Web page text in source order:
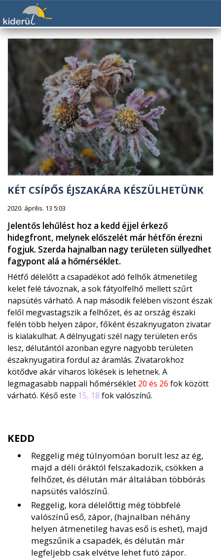
KÉT CSÍPŐS ÉJSZAKÁRA KÉSZÜLHETÜNK
2020. április. 13 5:03
Jelentős lehűlést hoz a kedd éjjel érkező
hidegfront, melynek előszelét már hétfőn érezni
fogjuk. Szerda hajnalban nagy területen süllyedhet
fagypont alá a hőmérséklet.
Hétfő délelőtt a csapadékot adó felhők átmenetileg
kelet felé távoznak, a sok fátyolfelhő mellett szűrt
napsütés várható. A nap második felében viszont észak
felől megvastagszik a felhőzet, és az ország északi
felén több helyen zápor, főként északnyugaton zivatar
is kialakulhat. A délnyugati szél nagy területen erős
lesz, délutántól azonban egyre nagyobb területen
északnyugatira fordul az áramlás. Zivatarokhoz
kötődve akár viharos lökések is lehetnek. A
legmagasabb nappali hőmérséklet 20 és 26 fok között
várható. Késő este 15, 18 fok valószínű.
KEDD
Reggelig még túlnyomóan borult lesz az ég,
majd a déli óráktól felszakadozik, csökken a
felhőzet, és délután már általában többórás
napsütés valószínű.
Reggelig, kora délelőttig még többfelé
valószínű eső, zápor, (hajnalban néhány
helyen átmenetileg havas eső is eshet), majd
megszűnik a csapadék, és délután már
legfeljebb csak elvétve lehet futó zápor.